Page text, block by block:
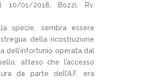
10/01/2018, Bozzi, Rv.
specie, sembra essere
della ricostruzione
dell’infortunio operata dal
atteso che l’accesso
da parte dell’A.F. era